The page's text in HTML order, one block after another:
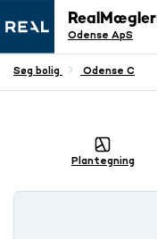
Odense ApS
Søg bolig Odense C
Plantegning